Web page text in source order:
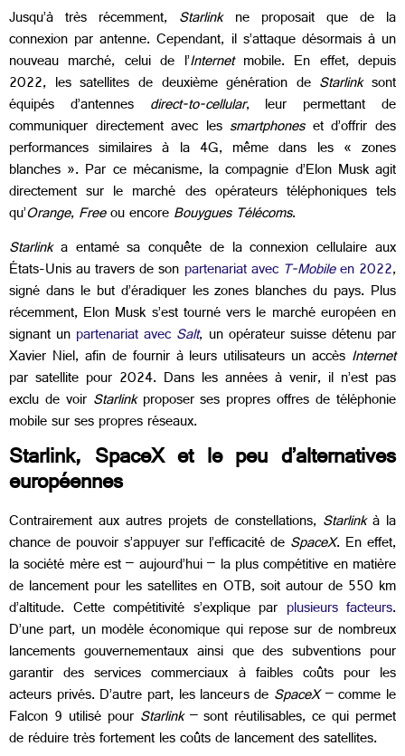
Jusqu’à très récemment, Starlink ne proposait que de la
connexion par antenne. Cependant, il s’attaque désormais à un
nouveau marché, celui de l’Internetmobile. En effet, depuis
2022, les satellites de deuxième génération de Starlink sont
équipés d’antennes direct-to-cellular, leur permettant de
communiquer directement avec les smartphones et d’offrir des
performances similaires à la 4G, même dans les « zones
blanches ». Par ce mécanisme, la compagnie d’Elon Musk agit
directement sur le marché des opérateurs téléphoniques tels
qu’Orange,Freeou encoreBouygues Télécoms.
Starlink a entamé sa conquête de la connexion cellulaire aux
États-Unis au travers de son partenariat avecT-Mobileen 2022,
signé dans le but d’éradiquer les zones blanches du pays. Plus
récemment, Elon Musk s’est tourné vers le marché européen en
signant un partenariat avec Salt, un opérateur suisse détenu par
Xavier Niel, afin de fournir à leurs utilisateurs un accès Internet
par satellite pour 2024. Dans les années à venir, il n’est pas
exclu de voir Starlinkproposer ses propres offres de téléphonie
mobile sur ses propres réseaux.
Starlink, SpaceX et le peu d’alternatives
européennes
Contrairement aux autres projets de constellations, Starlinkà la
chance de pouvoir s’appuyer sur l’efficacité de SpaceX. En effet,
la société mère est – aujourd’hui – la plus compétitive en matière
de lancement pour les satellites en OTB, soit autour de 550 km
d’altitude. Cette compétitivité s’explique par plusieurs facteurs.
D’une part, un modèle économique qui repose sur de nombreux
lancements gouvernementaux ainsi que des subventions pour
garantir des services commerciaux à faibles coûts pour les
acteurs privés. D’autre part, les lanceurs de SpaceX– comme le
Falcon 9 utilisé pour Starlink– sont réutilisables, ce qui permet
de réduire très fortement les coûts de lancement des satellites.